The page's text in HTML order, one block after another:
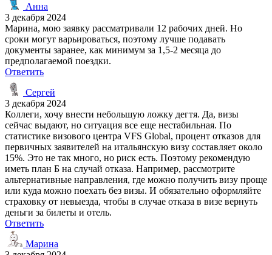
Анна
3 декабря 2024
Марина, мою заявку рассматривали 12 рабочих дней. Но
сроки могут варьироваться, поэтому лучше подавать
документы заранее, как минимум за 1,5-2 месяца до
предполагаемой поездки.
Ответить
Сергей
3 декабря 2024
Коллеги, хочу внести небольшую ложку дегтя. Да, визы
сейчас выдают, но ситуация все еще нестабильная. По
статистике визового центра VFS Global, процент отказов для
первичных заявителей на итальянскую визу составляет около
15%. Это не так много, но риск есть. Поэтому рекомендую
иметь план Б на случай отказа. Например, рассмотрите
альтернативные направления, где можно получить визу проще
или куда можно поехать без визы. И обязательно оформляйте
страховку от невыезда, чтобы в случае отказа в визе вернуть
деньги за билеты и отель.
Ответить
Марина